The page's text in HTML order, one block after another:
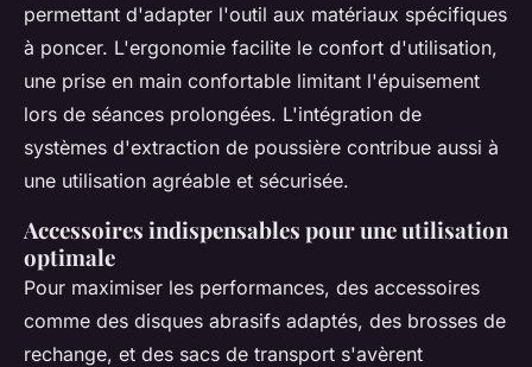
permettant d'adapter l'outil aux matériaux spécifiques
à poncer. L'ergonomie facilite le confort d'utilisation,
une prise en main confortable limitant l'épuisement
lors de séances prolongées. L'intégration de
systèmes d'extraction de poussière contribue aussi à
une utilisation agréable et sécurisée.
Accessoires indispensables pour une utilisation
optimale
Pour maximiser les performances, des accessoires
comme des disques abrasifs adaptés, des brosses de
rechange, et des sacs de transport s'avèrent